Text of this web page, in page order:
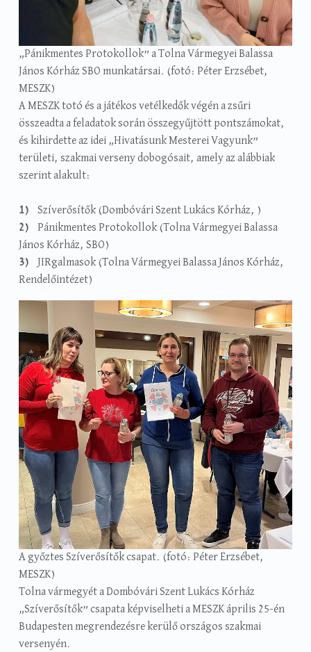
„Pánikmentes Protokollok” a Tolna Vármegyei Balassa
János Kórház SBO munkatársai. (fotó: Péter Erzsébet,
MESZK)
A MESZK totó és a játékos vetélkedők végén a zsűri
összeadta a feladatok során összegyűjtött pontszámokat,
és kihirdette az idei „Hivatásunk Mesterei Vagyunk”
területi, szakmai verseny dobogósait, amely az alábbiak
szerint alakult:
Szíverősítők (Dombóvári Szent Lukács Kórház, )
Pánikmentes Protokollok (Tolna Vármegyei Balassa
János Kórház, SBO)
JIRgalmasok (Tolna Vármegyei Balassa János Kórház,
Rendelőintézet)
A győztes Szíverősítők csapat. (fotó: Péter Erzsébet,
MESZK)
Tolna vármegyét a Dombóvári Szent Lukács Kórház
„Szíverősítők” csapata képviselheti a MESZK április 25-én
Budapesten megrendezésre kerülő országos szakmai
versenyén.